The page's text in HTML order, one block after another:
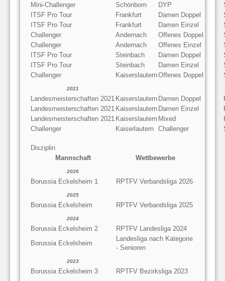
Mini-Challenger
Schönborn DYP
ITSF Pro Tour
Frankfurt Damen Doppel
ITSF Pro Tour
Frankfurt Damen Einzel
Challenger
Andernach Offenes Doppel
Challenger
Andernach Offenes Einzel
ITSF Pro Tour
Steinbach Damen Doppel
ITSF Pro Tour
Steinbach Damen Einzel
Challenger
KaiserslauternOffenes Doppel
2021
Landesmeisterschaften 2021 Kaiserslautern Damen Doppel
Landesmeisterschaften 2021 Kaiserslautern Damen Einzel
Landesmeisterschaften 2021 Kaiserslautern Mixed
Challenger
Kaiserlautern Challenger
Disziplin
Mannschaft
Wettbewerbe
2026
Borussia Eckelsheim 1 RPTFV Verbandsliga 2026
2025
Borussia Eckelsheim RPTFV Verbandsliga 2025
2024
Borussia Eckelsheim 2
RPTFV Landesliga 2024
Borussia Eckelsheim
Landesliga nach Kategorie
- Senioren
2023
Borussia Eckelsheim 3 RPTFV Bezirksliga 2023